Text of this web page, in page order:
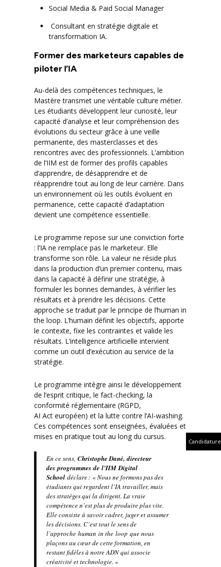
Social Media & Paid Social Manager
Consultant en stratégie digitale et
transformation IA.
Former des marketeurs capables de
piloter l’IA
Au-delà des compétences techniques, le
Mastère transmet une véritable culture métier.
Les étudiants développent leur curiosité, leur
capacité d’analyse et leur compréhension des
évolutions du secteur grâce à une veille
permanente, des masterclasses et des
rencontres avec des professionnels. L’ambition
de l’IIM est de former des profils capables
d’apprendre, de désapprendre et de
réapprendre tout au long de leur carrière. Dans
un environnement où les outils évoluent en
permanence, cette capacité d’adaptation
devient une compétence essentielle.
Le programme repose sur une conviction forte
: l’IA ne remplace pas le marketeur. Elle
transforme son rôle. La valeur ne réside plus
dans la production d’un premier contenu, mais
dans la capacité à définir une stratégie, à
formuler les bonnes demandes, à vérifier les
résultats et à prendre les décisions. Cette
approche se traduit par le principe de l’human in
the loop. L’humain définit les objectifs, apporte
le contexte, fixe les contraintes et valide les
résultats. L’intelligence artificielle intervient
comme un outil d’exécution au service de la
stratégie.
Le programme intègre ainsi le développement
de l’esprit critique, le fact-checking, la
conformité réglementaire (RGPD,
AI Act européen) et la lutte contre l’AI-washing.
Ces compétences sont enseignées, évaluées et
mises en pratique tout au long du cursus.
En ce sens, Christophe Dané, directeur
des programmes de l’IIM Digital
School déclare : « Nous ne formons pas des
étudiants qui regardent l’IA travailler, mais
des stratèges qui la dirigent. La vraie
compétence n’est plus de produire plus vite.
Elle consiste à savoir cadrer, juger et assumer
les décisions. C’est tout le sens de
l’approche human in the loop que nous
plaçons au cœur de cette formation, en
restant fidèles à notre ADN qui associe
créativité et technologie. »
Candidature